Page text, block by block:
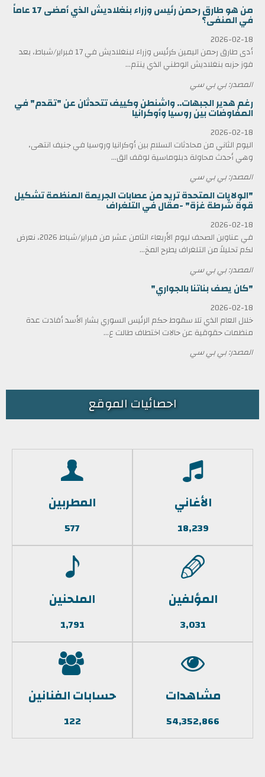
من هو طارق رحمن رئيس وزراء بنغلاديش الذي أمضى 17 عاماً
في المنفى؟
2026-02-18
أدى طارق رحمن اليمين كرئيس وزراء لبنغلاديش في 17 فبراير/شباط، بعد
فوز حزبه بنغلاديش الوطني الذي ينتم...
المصدر: بي بي سي
رغم هدير الجبهات.. واشنطن وكييف تتحدثان عن "تقدم" في
المفاوضات بين روسيا وأوكرانيا
2026-02-18
اليوم الثاني من محادثات السلام بين أوكرانيا وروسيا في جنيف انتهى،
وهي أحدث محاولة دبلوماسية لوقف الق...
المصدر: بي بي سي
"الولايات المتحدة تريد من عصابات الجريمة المنظمة تشكيل
قوة شرطة غزة" -مقال في التلغراف
2026-02-18
في عناوين الصحف ليوم الأربعاء الثامن عشر من فبراير/شباط 2026، نعرض
لكم تحليلاً من التلغراف يطرح المخ...
المصدر: بي بي سي
"كان يصف بناتنا بالجواري"
2026-02-18
خلال العام الذي تلا سقوط حكم الرئيس السوري بشار الأسد أفادت عدة
منظمات حقوقية عن حالات اختطاف طالت ع...
المصدر: بي بي سي
احصائيات الموقع
الأغاني
18,239
المطربين
577
المؤلفين
3,031
الملحنين
1,791
مشاهدات
54,352,866
حسابات الفنانين
122